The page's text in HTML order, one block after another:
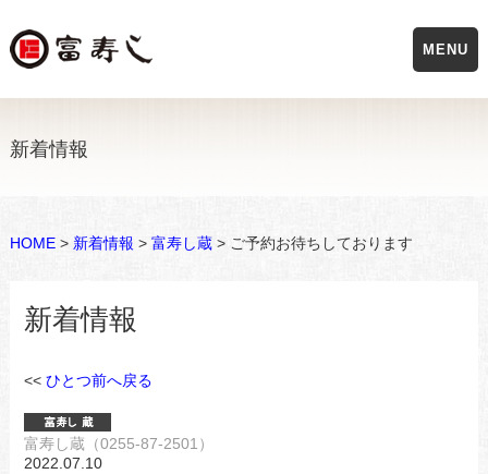
新着情報
HOME> 新着情報 > 富寿し蔵> ご予約お待ちしております
新着情報
<< ひとつ前へ戻る
富寿し蔵（0255-87-2501）
2022.07.10
MENU